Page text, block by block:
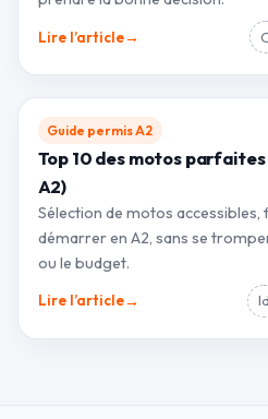
Lire l’article→
Guide permis A2
Top 10 des motos
A2)
Sélection de motos
démarrer en A2, sans se
ou le budget.
Lire l’article→